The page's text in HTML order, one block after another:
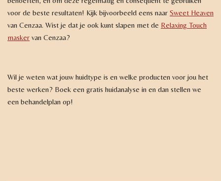
voor de beste resultaten! Kijk bijvoorbeeld eens naar Sweet Heaven
van Cenzaa. Wist je dat je ook kunt slapen met de Relaxing Touch
masker van Cenzaa?
Wil je weten wat jouw huidtype is en welke producten voor jou het
beste werken? Boek een gratis huidanalyse in en dan stellen we
een behandelplan op!